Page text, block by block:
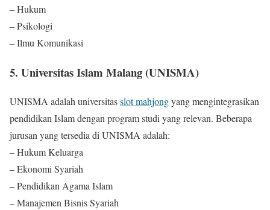
– Hukum
– Psikologi
– Ilmu Komunikasi
5. Universitas Islam Malang (UNISMA)
UNISMA adalah universitasslot mahjongyang mengintegrasikan
pendidikan Islam dengan program studi yang relevan. Beberapa
jurusan yang tersedia di UNISMA adalah:
– Hukum Keluarga
– Ekonomi Syariah
– Pendidikan Agama Islam
– Manajemen Bisnis Syariah